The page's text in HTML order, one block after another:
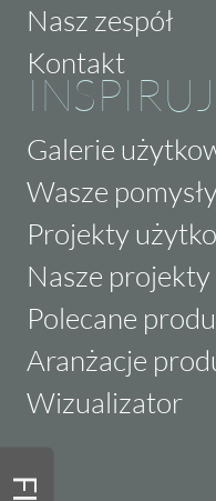
Nasz zespół
Kontakt
Galerie
Wasze pomysły
Projekty
Nasze projekty
Polecane
Aranżacje
Wizualizator